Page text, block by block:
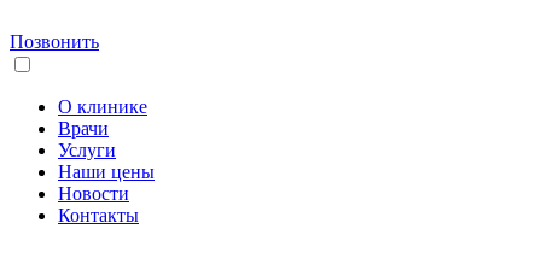
Позвонить
О клинике
Врачи
Услуги
Наши цены
Новости
Контакты